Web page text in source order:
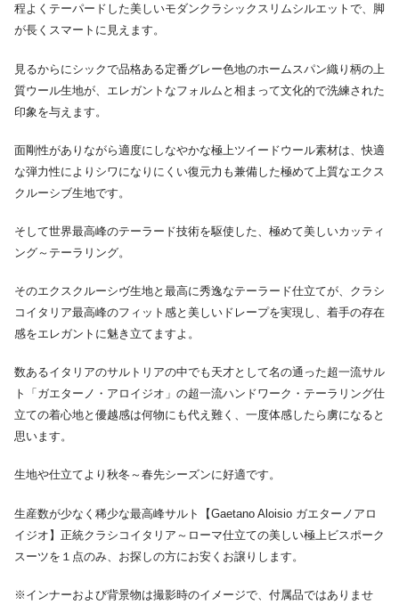
程よくテーパードした美しいモダンクラシックスリムシルエットで、脚
が長くスマートに見えます。
見るからにシックで品格ある定番グレー色地のホームスパン織り柄の上
質ウール生地が、エレガントなフォルムと相まって文化的で洗練された
印象を与えます。
面剛性がありながら適度にしなやかな極上ツイードウール素材は、快適
な弾力性によりシワになりにくい復元力も兼備した極めて上質なエクス
クルーシブ生地です。
そして世界最高峰のテーラード技術を駆使した、極めて美しいカッティ
ング～テーラリング。
そのエクスクルーシヴ生地と最高に秀逸なテーラード仕立てが、クラシ
コイタリア最高峰のフィット感と美しいドレープを実現し、着手の存在
感をエレガントに魅き立てますよ。
数あるイタリアのサルトリアの中でも天才として名の通った超一流サル
ト「ガエターノ・アロイジオ」の超一流ハンドワーク・テーラリング仕
立ての着心地と優越感は何物にも代え難く、一度体感したら虜になると
思います。
生地や仕立てより秋冬～春先シーズンに好適です。
生産数が少なく稀少な最高峰サルト【Gaetano Aloisio ガエターノアロ
イジオ】正統クラシコイタリア～ローマ仕立ての美しい極上ビスポーク
スーツを１点のみ、お探しの方にお安くお譲りします。
※インナーおよび背景物は撮影時のイメージで、付属品ではありませ